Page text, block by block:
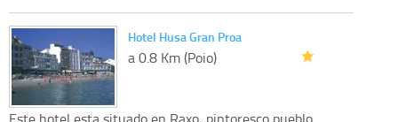
Hotel Husa Gran Proa
a 0.8 Km (Poio)